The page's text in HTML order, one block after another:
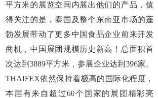
平方米的展览空间内展出他们的产品，值
得关注的是，泰国及整个东南亚市场的蓬
勃发展带动了更多中国食品企业前来开发
商机，中国展团规模历史新高！总面积首
次达到3889平方米，参展企业达到396家。
THAIFEX依然保持着极高的国际化程度，
本届有来自超过60个国家的展团精彩亮